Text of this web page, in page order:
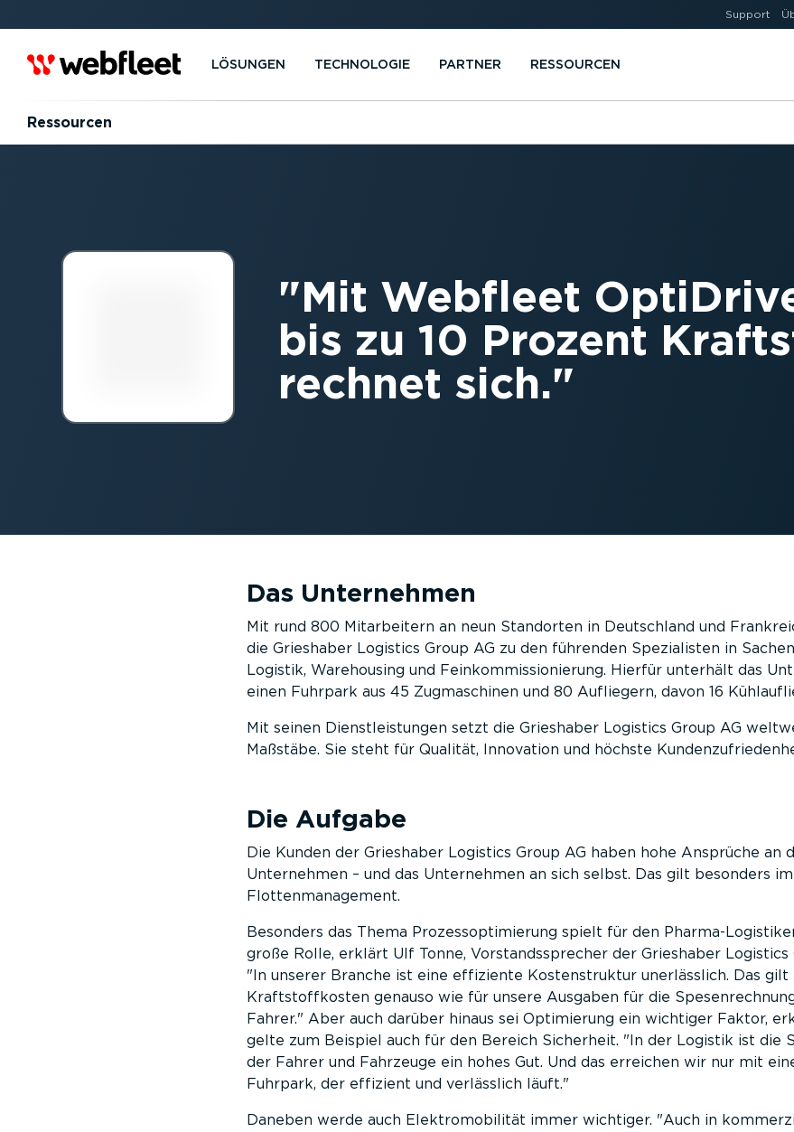
Support
LÖSUNGEN TECHNOLOGIE PARTNER RESSOURCEN
Ressourcen
Mit Webfleet
bis zu 10 Prozent
rechnet sich.
Das Unternehmen
Mit rund 800 Mitarbeitern an neun Standorten in Deutschland und
die Grieshaber Logistics Group AG zu den führenden Spezialisten in
Logistik, Warehousing und Feinkommissionierung. Hierfür unterhält das
einen Fuhrpark aus 45 Zugmaschinen und 80 Aufliegern, davon 16
Mit seinen Dienstleistungen setzt die Grieshaber Logistics Group AG
Maßstäbe. Sie steht für Qualität, Innovation und höchste
Die Aufgabe
Die Kunden der Grieshaber Logistics Group AG haben hohe Ansprüche an
Unternehmen – und das Unternehmen an sich selbst. Das gilt besonders
Flottenmanagement.
Besonders das Thema Prozessoptimierung spielt für den Pharma-
große Rolle, erklärt Ulf Tonne, Vorstandssprecher der Grieshaber Logistics
In unserer Branche ist eine effiziente Kostenstruktur unerlässlich. Das gilt
Kraftstoffkosten genauso wie für unsere Ausgaben für die
Fahrer.
Aber auch darüber hinaus sei Optimierung ein wichtiger Faktor,
gelte zum Beispiel auch für den Bereich Sicherheit.
In der Logistik ist die
der Fahrer und Fahrzeuge ein hohes Gut. Und das erreichen wir nur mit
Fuhrpark, der effizient und verlässlich läuft.
Daneben werde auch Elektromobilität immer wichtiger.
Auch in